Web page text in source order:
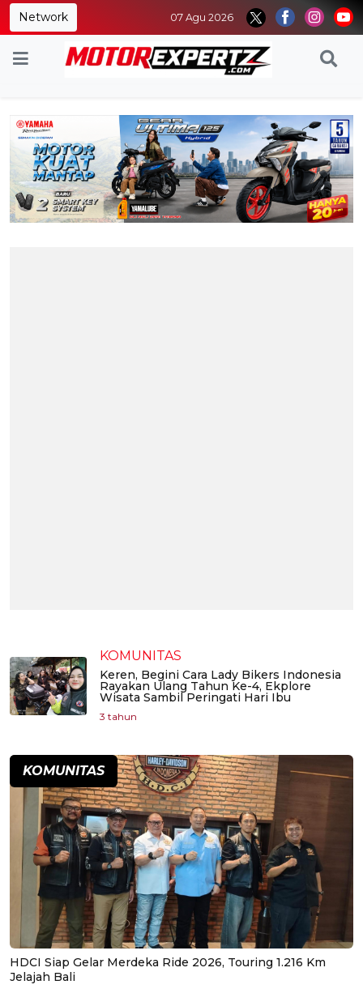
Network 07 Agu 2026
KOMUNITAS
Keren, Begini Cara Lady Bikers Indonesia
Rayakan Ulang Tahun Ke-4, Ekplore
Wisata Sambil Peringati Hari Ibu
3 tahun
KOMUNITAS
HDCI Siap Gelar Merdeka Ride 2026, Touring 1.216 Km
Jelajah Bali